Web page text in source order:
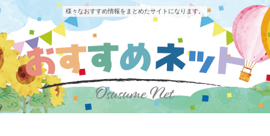
様々なおすすめ情報をまとめたサイトになります。